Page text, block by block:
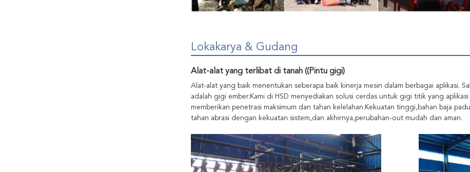
Lokakarya & Gudang
Alat-alat yang terlibat di tanah ((Pintu gigi)
Alat-alat yang baik menentukan seberapa baik kinerja mesin dalam berbagai aplikasi.
adalah gigi ember.Kami di HSD menyediakan solusi cerdas untuk gigi titik yang
memberikan penetrasi maksimum dan tahan kelelahan.Kekuatan tinggi,bahan baja
tahan abrasi dengan kekuatan sistem,dan akhirnya,perubahan-out mudah dan aman.